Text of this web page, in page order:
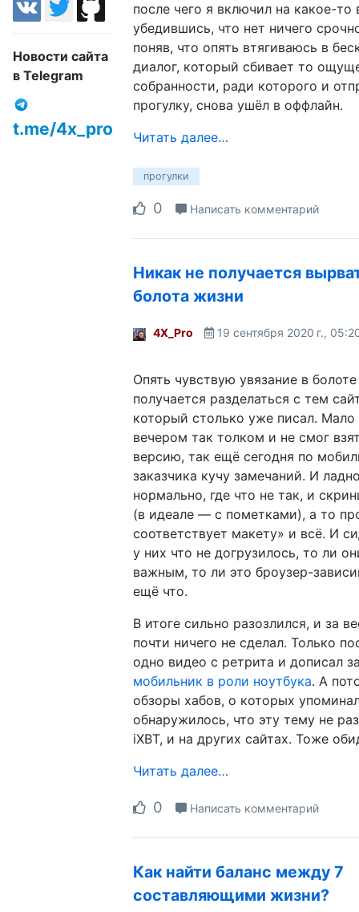
Новости сайта
в Telegram
t.me/4x_pro
после чего я включил на какое-то
убедившись, что нет ничего
поняв, что опять втягиваюсь в
диалог, который сбивает то
собранности, ради которого и
прогулку, снова ушёл в оффлайн.
Читать далее…
прогулки
0 Написать комментарий
Никак не получается
болота жизни
4X_Pro 19 сентября 2020 г.,
Опять чувствую увязание в
получается разделаться с тем
который столько уже писал. Мало
вечером так толком и не смог
версию, так ещё сегодня по
заказчика кучу замечаний. И
нормально, где что не так, и
(в идеале — с пометками), а то
соответствует макету» и всё. И
у них что не догрузилось, то ли
важным, то ли это броузер-
ещё что.
В итоге сильно разозлился, и за
почти ничего не сделал. Только
одно видео с ретрита и дописал
мобильник в роли ноутбука. А
обзоры хабов, о которых
обнаружилось, что эту тему не
iXBT, и на других сайтах. Тоже
Читать далее…
0 Написать комментарий
Как найти баланс между 7
составляющими жизни?